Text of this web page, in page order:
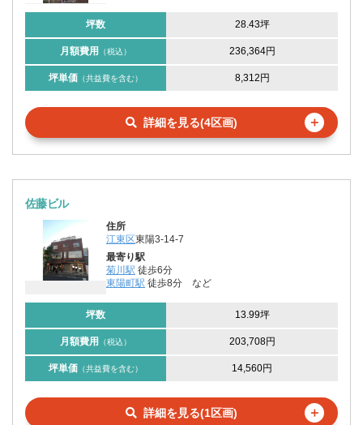
坪数 28.43坪
月額費用 （税込） 236,364円
坪単価 （共益費を含む） 8,312円
詳細を見る(4区画) ＋
佐藤ビル
住所
江東区東陽3-14-7
最寄り駅
菊川駅 徒歩6分
東陽町駅 徒歩8分 など
坪数 13.99坪
月額費用 （税込） 203,708円
坪単価 （共益費を含む） 14,560円
詳細を見る(1区画) ＋